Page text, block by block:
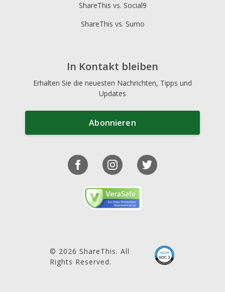
ShareThis vs. Social9
ShareThis vs. Sumo
In Kontakt bleiben
Erhalten Sie die neuesten Nachrichten, Tipps und
Updates
Abonnieren
© 2026 ShareThis. All
Rights Reserved.